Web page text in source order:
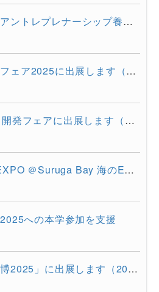
【学内・学生向け】アントレプレナーシップ養成プログラム ビジ...
アグリビジネス創出フェア2025に出展します（2025/11/26-11/28）
第15回おおた研究・開発フェアに出展します（2025/10/30-10/31）
BLUE ECONOMY EXPO ＠Suruga Bay 海のEXPO（2025/7/28-7/29）に超...
への本学参加を支援
「海洋都市横浜うみ博2025」に出展します（2025年7月12日・13日）